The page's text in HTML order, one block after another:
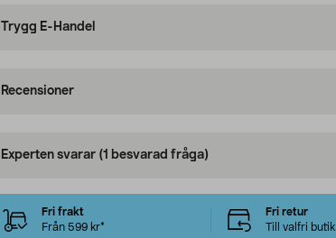
Trygg E-Handel
Recensioner
Experten svarar (1 besvarad fråga)
Fri frakt
Från 599 kr*
Fri retur
Till valfri butik